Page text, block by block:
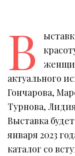
В
актуального
Гончарова,
Турнова,
Выставка
января 2023
каталог со